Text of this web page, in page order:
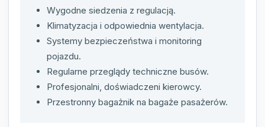
Wygodne siedzenia z regulacją.
Klimatyzacja i odpowiednia wentylacja.
Systemy bezpieczeństwa i monitoring
pojazdu.
Regularne przeglądy techniczne busów.
Profesjonalni, doświadczeni kierowcy.
Przestronny bagażnik na bagaże pasażerów.